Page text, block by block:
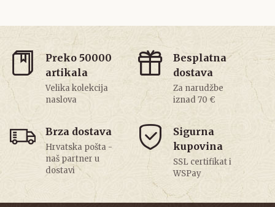
Preko 50000
artikala
Velika kolekcija
naslova
Besplatna
dostava
Za narudžbe
iznad 70 €
Brza dostava
Hrvatska pošta -
naš partner u
dostavi
Sigurna
kupovina
SSL certifikat i
WSPay